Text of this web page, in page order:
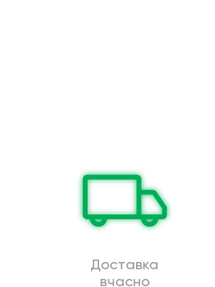
Доставка
вчасно